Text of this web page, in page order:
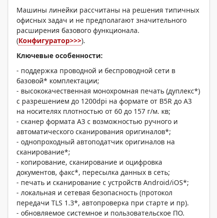
Машины линейки рассчитаны на решения типичных
офисных задач и не предполагают значительного
расширения базового функционала.
(Конфигуратор>>>).
Ключевые особенности:
- поддержка проводной и беспроводной сети в
базовой* комплектации;
- высококачественная монохромная печать (дуплекс*)
с разрешением до 1200dpi на формате от В5R до A3
на носителях плотностью от 60 до 157 г/м. кв;
- сканер формата А3 с возможностью ручного и
автоматического сканирования оригиналов*;
- однопроходный автоподатчик оригиналов на
сканирование*;
- копирование, сканирование и оцифровка
документов, факс*, пересылка данных в сеть;
- печать и сканирование с устройств Android/iOS*;
- локальная и сетевая безопасность (протокол
передачи TLS 1.3*, автопроверка при старте и пр).
- обновляемое системное и пользовательское ПО.